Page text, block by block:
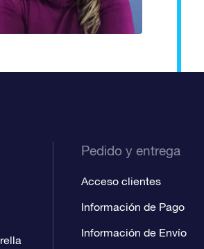
Pedido y entrega
Acceso clientes
Información de Pago
Información de Envío